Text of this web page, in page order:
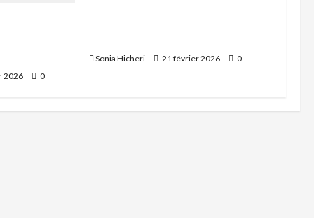
2026 0
Sonia Hicheri 21 février 2026 0